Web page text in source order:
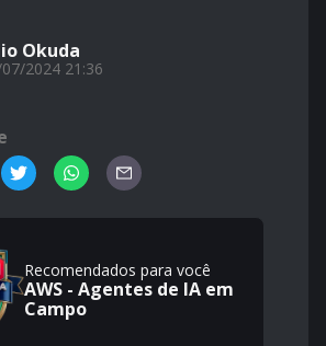
Okuda
2024 21:36
Recomendados para você
AWS - Agentes de IA em
Campo